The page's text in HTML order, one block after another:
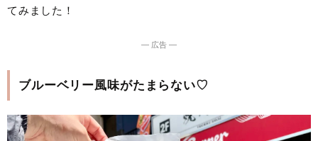
てみました！
― 広告 ―
ブルーベリー風味がたまらない♡